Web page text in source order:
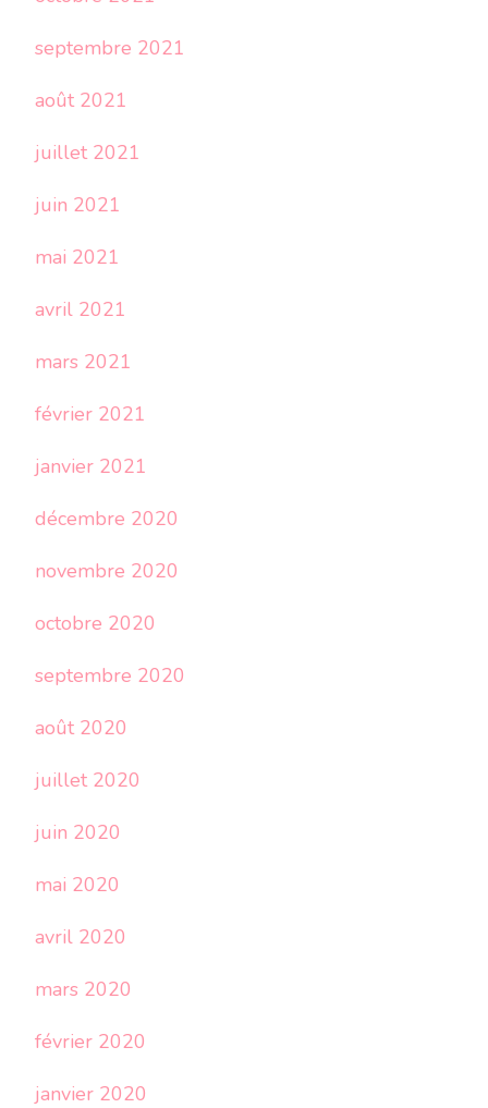
septembre 2021
août 2021
juillet 2021
juin 2021
mai 2021
avril 2021
mars 2021
février 2021
janvier 2021
décembre 2020
novembre 2020
octobre 2020
septembre 2020
août 2020
juillet 2020
juin 2020
mai 2020
avril 2020
mars 2020
février 2020
janvier 2020